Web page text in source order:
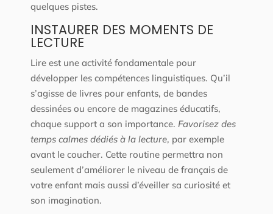
quelques pistes.
INSTAURER DES MOMENTS DE
LECTURE
Lire est une activité fondamentale pour
développer les compétences linguistiques. Qu’il
s’agisse de livres pour enfants, de bandes
dessinées ou encore de magazines éducatifs,
chaque support a son importance. Favorisez des
temps calmes dédiés à la lecture, par exemple
avant le coucher. Cette routine permettra non
seulement d’améliorer le niveau de français de
votre enfant mais aussi d’éveiller sa curiosité et
son imagination.